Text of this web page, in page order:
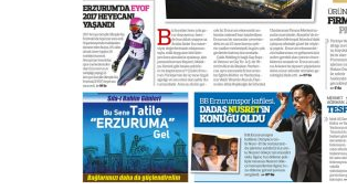
26 Mart 2026 Perşembe
Cem Bakırcı
Ardında bıraktığı hatıralarıyla
gönül adamı Faruk Terzioğlu!
13 Mayıs 2026 Çarşamba
Esat BİNDESEN
Başkan Sekmen’den Erzurum’a